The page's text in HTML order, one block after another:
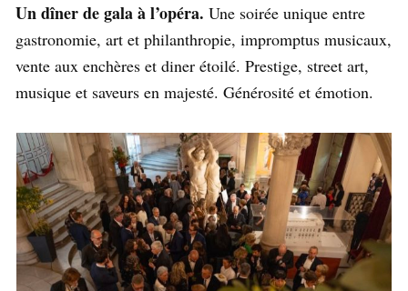
Un dîner de gala à l’opéra. Une soirée unique entre
gastronomie, art et philanthropie, impromptus musicaux,
vente aux enchères et diner étoilé. Prestige, street art,
musique et saveurs en majesté. Générosité et émotion.